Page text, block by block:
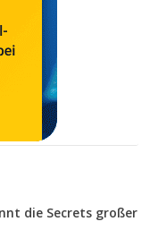
die Secrets großer